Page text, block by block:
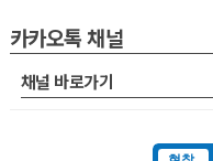
카카오톡 채널
채널 바로가기